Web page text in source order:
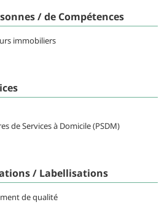
/ de Compétences
immobiliers
de Services à Domicile (PSDM)
/ Labellisations
de qualité